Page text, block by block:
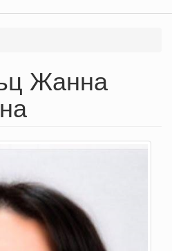
Жанна